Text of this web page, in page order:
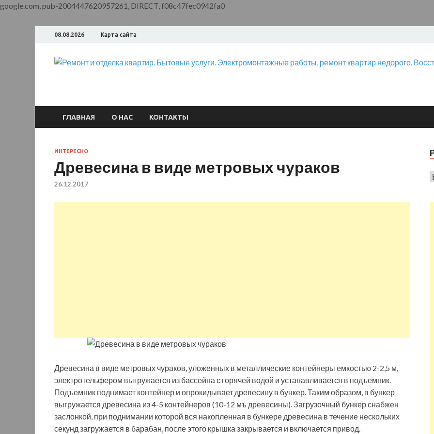
google.com, pub-2004447620957261, DIRECT, f08c47fec0942fa0
08.08.2026 Карта сайта
ГЛАВНАЯ О НАС КОНТАКТЫ
ИНТЕРЕСНО
Древесина в виде метровых чураков
26.12.2017
Древесина в виде метровых чураков, уложенных в металлические контейнеры емкостью 2-2,5 м,
электротельфером выгружается из бассейна с горячей водой и устанавливается в подъемник.
Подъемник поднимает контейнер и опрокидывает древесину в бункер. Таким образом, в бункер
выгружается древесина из 4-5 контейнеров (10-12 мъ древесины). Загрузочный бункер снабжен
заслонкой, при поднимании которой вся накопленная в бункере древесина в течение нескольких
секунд загружается в барабан, после этого крышка закрывается и включается привод.